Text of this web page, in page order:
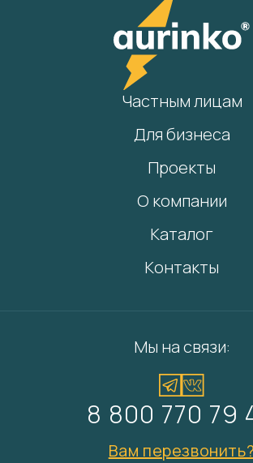
Частным лицам
Для бизнеса
Проекты
О компании
Каталог
Контакты
Мы на связи:
8 800 770 79
Вам перезвонить?